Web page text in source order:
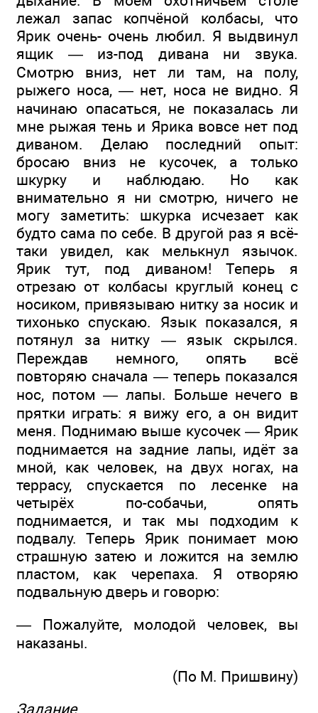
лежал запас копчёной колбасы, что
Ярик очень- очень любил. Я выдвинул
ящик — из-под дивана ни звука.
Смотрю вниз, нет ли там, на полу,
рыжего носа, — нет, носа не видно. Я
начинаю опасаться, не показалась ли
мне рыжая тень и Ярика вовсе нет под
диваном. Делаю последний опыт:
бросаю вниз не кусочек, а только
шкурку и наблюдаю. Но как
внимательно я ни смотрю, ничего не
могу заметить: шкурка исчезает как
будто сама по себе. В другой раз я всё-
таки увидел, как мелькнул язычок.
Ярик тут, под диваном! Теперь я
отрезаю от колбасы круглый конец с
носиком, привязываю нитку за носик и
тихонько спускаю. Язык показался, я
потянул за нитку — язык скрылся.
Переждав немного, опять всё
повторяю сначала — теперь показался
нос, потом — лапы. Больше нечего в
прятки играть: я вижу его, а он видит
меня. Поднимаю выше кусочек — Ярик
поднимается на задние лапы, идёт за
мной, как человек, на двух ногах, на
террасу, спускается по лесенке на
четырёх по-собачьи, опять
поднимается, и так мы подходим к
подвалу. Теперь Ярик понимает мою
страшную затею и ложится на землю
пластом, как черепаха. Я отворяю
подвальную дверь и говорю:
— Пожалуйте, молодой человек, вы
наказаны.
(По М. Пришвину)
Задание